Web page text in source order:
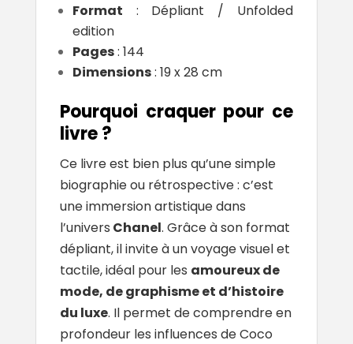
Format : Dépliant / Unfolded
edition
Pages: 144
Dimensions: 19 x 28 cm
Pourquoi craquer pour ce
livre ?
Ce livre est bien plus qu’une simple
biographie ou rétrospective : c’est
une immersion artistique dans
l’univers Chanel. Grâce à son format
dépliant, il invite à un voyage visuel et
tactile, idéal pour les amoureux de
mode, de graphisme et d’histoire
du luxe. Il permet de comprendre en
profondeur les influences de Coco